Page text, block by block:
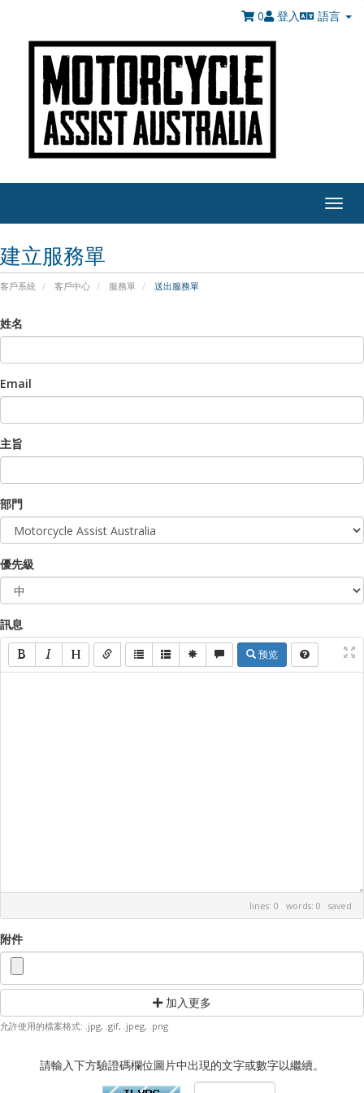
語言
登入
0
建立服務單
客戶系統 客戶中心 服務單 送出服務單
姓名
Email
主旨
部門
優先級
訊息
预览
lines: 0 words: 0 saved
附件
加入更多
允許使用的檔案格式: .jpg, .gif, .jpeg, .png
請輸入下方驗證碼欄位圖片中出現的文字或數字以繼續。